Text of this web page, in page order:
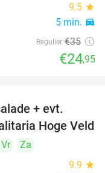
9.5 star
5 min. directions_car
Regulier €35
€24,95
+ evt.
Hoge Veld
Vr
Za
9.9 star